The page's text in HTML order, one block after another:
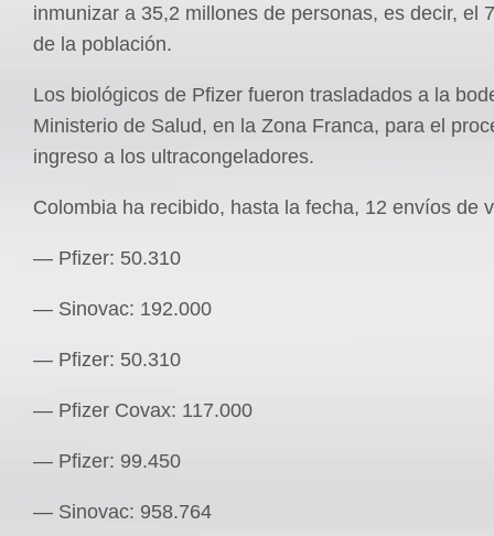
inmunizar a 35,2 millones de personas, es decir, el
de la población.
Los biológicos de Pfizer fueron trasladados a la
Ministerio de Salud, en la Zona Franca, para el
ingreso a los ultracongeladores.
Colombia ha recibido, hasta la fecha, 12 envíos de
— Pfizer: 50.310
— Sinovac: 192.000
— Pfizer: 50.310
— Pfizer Covax: 117.000
— Pfizer: 99.450
— Sinovac: 958.764